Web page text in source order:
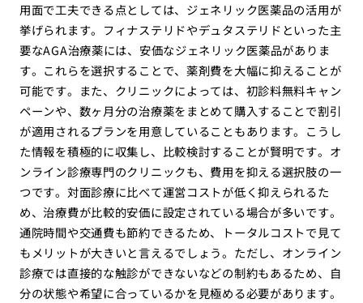
用面で工夫できる点としては、ジェネリック医薬品の活用が
挙げられます。フィナステリドやデュタステリドといった主
要なAGA治療薬には、安価なジェネリック医薬品がありま
す。これらを選択することで、薬剤費を大幅に抑えることが
可能です。また、クリニックによっては、初診料無料キャン
ペーンや、数ヶ月分の治療薬をまとめて購入することで割引
が適用されるプランを用意していることもあります。こうし
た情報を積極的に収集し、比較検討することが賢明です。オ
ンライン診療専門のクリニックも、費用を抑える選択肢の一
つです。対面診療に比べて運営コストが低く抑えられるた
め、治療費が比較的安価に設定されている場合が多いです。
通院時間や交通費も節約できるため、トータルコストで見て
もメリットが大きいと言えるでしょう。ただし、オンライン
診療では直接的な触診ができないなどの制約もあるため、自
分の状態や希望に合っているかを見極める必要があります。